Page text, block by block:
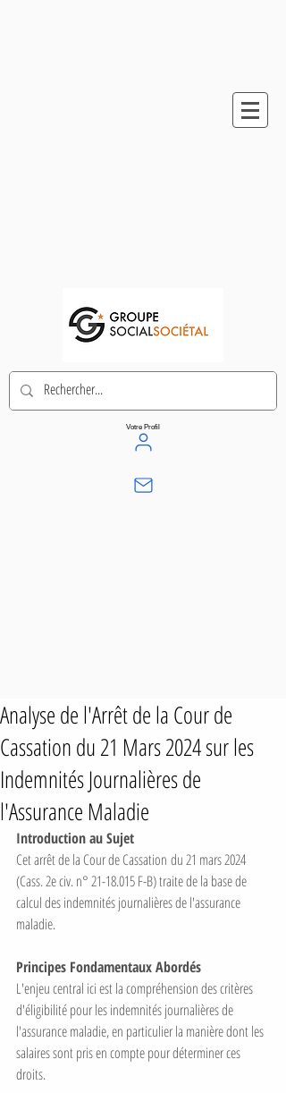
Votre Profil
Analyse de l'Arrêt de la Cour de
Cassation du 21 Mars 2024 sur les
Indemnités Journalières de
l'Assurance Maladie
Introduction au Sujet
Cet arrêt de la Cour de Cassation du 21 mars 2024
(Cass. 2e civ. n° 21-18.015 F-B) traite de la base de
calcul des indemnités journalières de l'assurance
maladie.
Principes Fondamentaux Abordés
L'enjeu central ici est la compréhension des critères
d'éligibilité pour les indemnités journalières de
l'assurance maladie, en particulier la manière dont les
salaires sont pris en compte pour déterminer ces
droits.